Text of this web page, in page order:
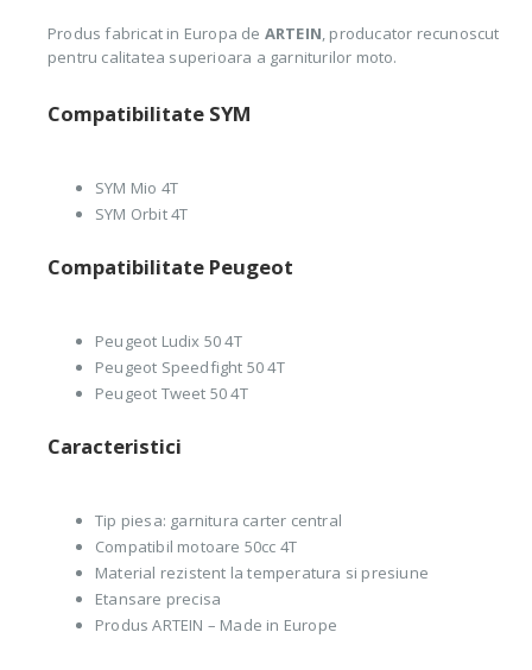
Produs fabricat in Europa de ARTEIN, producator recunoscut
pentru calitatea superioara a garniturilor moto.
Compatibilitate SYM
SYM Mio 4T
SYM Orbit 4T
Compatibilitate Peugeot
Peugeot Ludix 50 4T
Peugeot Speedfight 50 4T
Peugeot Tweet 50 4T
Caracteristici
Tip piesa: garnitura carter central
Compatibil motoare 50cc 4T
Material rezistent la temperatura si presiune
Etansare precisa
Produs ARTEIN – Made in Europe